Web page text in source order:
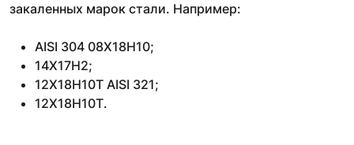
закаленных марок стали. Например:
AISI 304 08Х18Н10;
14Х17Н2;
12Х18Н10Т AISI 321;
12Х18Н10Т.